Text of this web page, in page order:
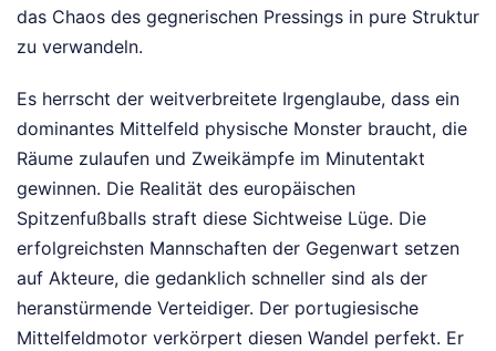
das Chaos des gegnerischen Pressings in pure Struktur
zu verwandeln.
Es herrscht der weitverbreitete Irgenglaube, dass ein
dominantes Mittelfeld physische Monster braucht, die
Räume zulaufen und Zweikämpfe im Minutentakt
gewinnen. Die Realität des europäischen
Spitzenfußballs straft diese Sichtweise Lüge. Die
erfolgreichsten Mannschaften der Gegenwart setzen
auf Akteure, die gedanklich schneller sind als der
heranstürmende Verteidiger. Der portugiesische
Mittelfeldmotor verkörpert diesen Wandel perfekt. Er